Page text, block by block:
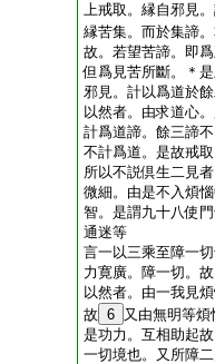
上戒取。縁自邪見
縁苦集。而於集諦
故。若望苦諦。即
但爲見苦所斷。＊
邪見。計以爲道於
以然者。由求道心
計爲道諦。餘三諦
不計爲道。是故戒
所以不説倶生二見
微細。由是不入煩
智。是謂九十八使
通迷等
言一以三乘至障一
力寛廣。障一切。
以然者。由一我見
故 6 又由無明等
是功力。互相助起
一切境也。又所障